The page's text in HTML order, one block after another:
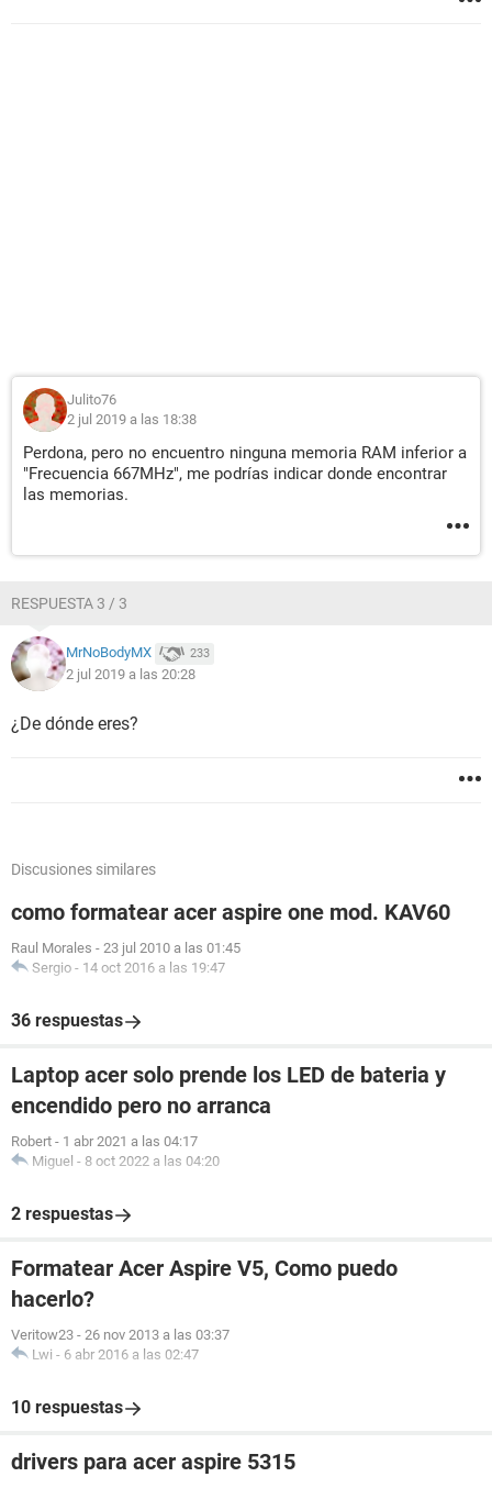
Julito76
2 jul 2019 a las 18:38
Perdona, pero no encuentro ninguna memoria RAM inferior a
"Frecuencia 667MHz", me podrías indicar donde encontrar
las memorias.
RESPUESTA 3 / 3
MrNoBodyMX 233
2 jul 2019 a las 20:28
¿De dónde eres?
Discusiones similares
como formatear acer aspire one mod. KAV60
Raul Morales - 23 jul 2010 a las 01:45
Sergio - 14 oct 2016 a las 19:47
36 respuestas
Laptop acer solo prende los LED de bateria y
encendido pero no arranca
Robert - 1 abr 2021 a las 04:17
Miguel - 8 oct 2022 a las 04:20
2 respuestas
Formatear Acer Aspire V5, Como puedo
hacerlo?
Veritow23 - 26 nov 2013 a las 03:37
Lwi - 6 abr 2016 a las 02:47
10 respuestas
drivers para acer aspire 5315